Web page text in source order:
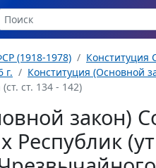
(1918-1978)
Конституция
г.
Конституция (Основной
ст. 134 - 142)
закон)
Республик